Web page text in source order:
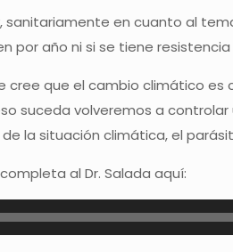
sanitariamente en cuanto al
por año ni si se tiene
cree que el cambio climático es
suceda volveremos a
la situación climática, el
al Dr. Salada aquí: